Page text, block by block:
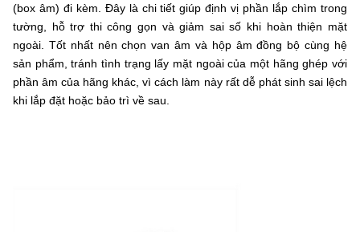
(box âm) đi kèm. Đây là chi tiết giúp định vị phần lắp chìm trong
tường, hỗ trợ thi công gọn và giảm sai số khi hoàn thiện mặt
ngoài. Tốt nhất nên chọn van âm và hộp âm đồng bộ cùng hệ
sản phẩm, tránh tình trạng lấy mặt ngoài của một hãng ghép với
phần âm của hãng khác, vì cách làm này rất dễ phát sinh sai lệch
khi lắp đặt hoặc bảo trì về sau.